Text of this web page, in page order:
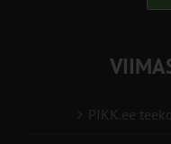
PIKK.ee